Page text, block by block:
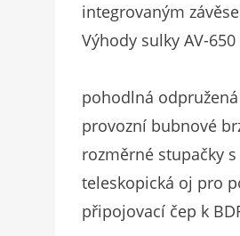
integrovaným
Výhody sulky AV-650
pohodlná
provozní bubnové
rozměrné stupačky
teleskopická oj pro
připojovací čep k